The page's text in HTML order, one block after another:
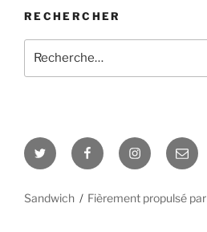
RECHERCHER
pour
Twitter FacebookInstagram
E-
mail
Sandwich Fièrement propulsé